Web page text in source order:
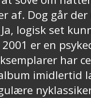
af. Dog går
logisk set
er en
har